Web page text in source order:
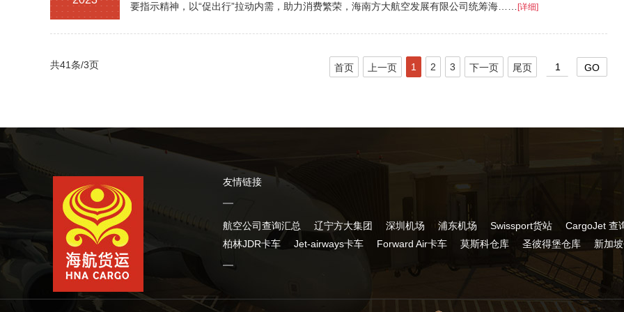
要指示精神，以“促出行”拉动内需，助力消费繁荣，海南方大航空发展有限公司统筹海…… [详细]
共41条/3页 首页 上一页 1 2 3 下一页 尾页
友情链接
航空公司查询汇总 辽宁方大集团 深圳机场 浦东机场 Swissport货站
CargoJet 查
柏林JDR卡车
Jet-airways卡车 Forward Air卡车 莫斯科仓库 圣彼得堡仓库 新加